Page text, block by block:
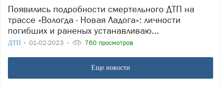
Появились подробности смертельного ДТП на
трассе «Вологда - Новая Ладога»: личности
погибших и раненых устанавливаю...
ДТП 01-02-2023 760 просмотров
Еще новости